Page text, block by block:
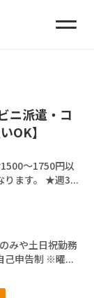
ニ派遣・コ
OK】
～1750円以
ます。 ★週3...
みや土日祝勤務
己申告制 ※曜...